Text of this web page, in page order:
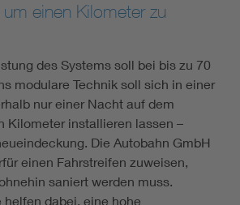
einen Kilometer zu
des Systems soll bei bis zu 70
modulare Technik soll sich in einer
nur einer Nacht auf dem
Kilometer installieren lassen –
Die Autobahn GmbH
einen Fahrstreifen zuweisen,
saniert werden muss.
dabei, eine hohe